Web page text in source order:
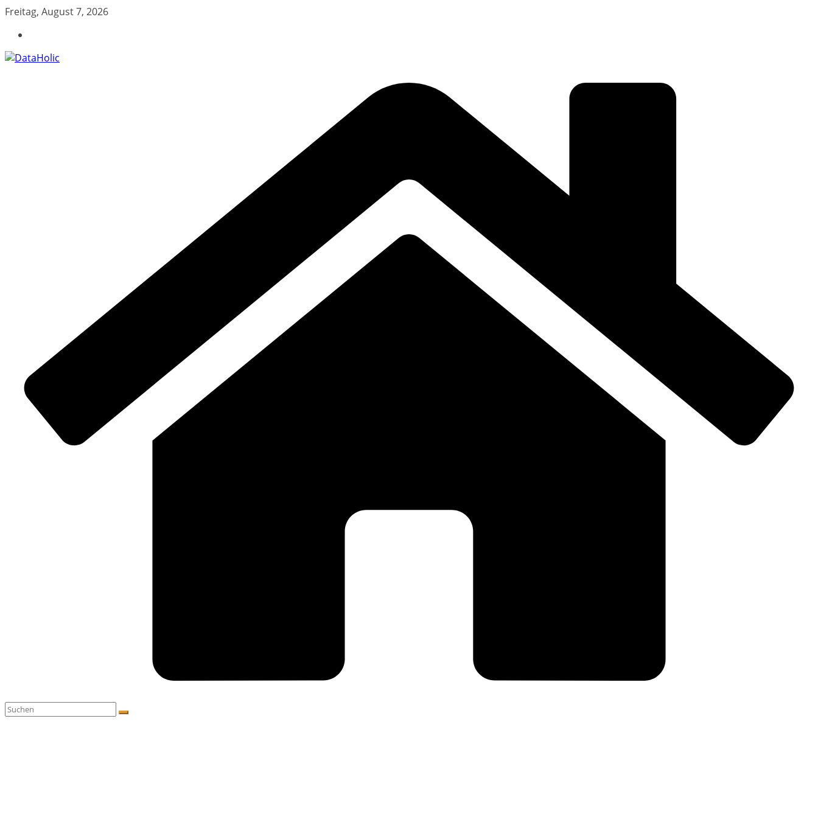
Zum
springen
Freitag, August 7, 2026